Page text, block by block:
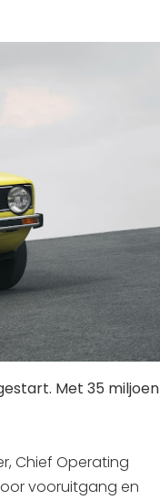
Met 35 miljoen
Chief Operating
vooruitgang en